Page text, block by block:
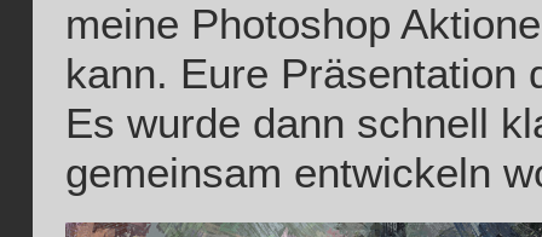
meine Photoshop
kann. Eure Präsentation
Es wurde dann schnell
gemeinsam entwickeln